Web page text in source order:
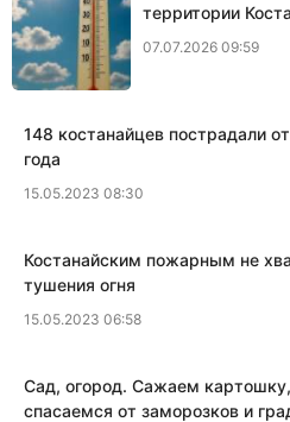
территории
07.07.2026 09:59
​148 костанайцев пострадали
года
15.05.2023 08:30
​Костанайским пожарным не
тушения огня
15.05.2023 06:58
Сад, огород. Сажаем
спасаемся от заморозков и